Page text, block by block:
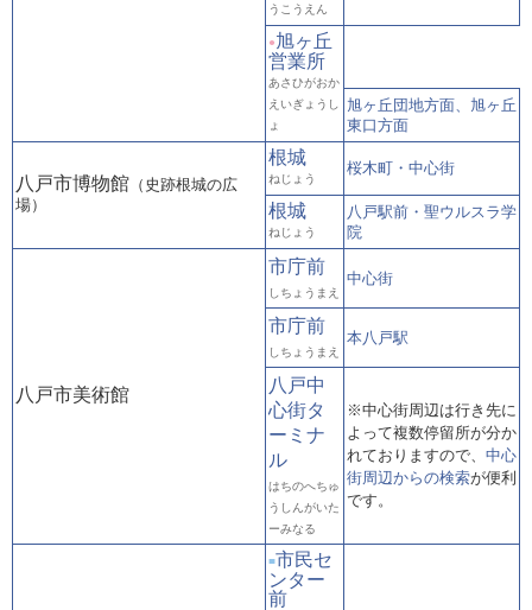
うこうえん
●旭ヶ丘
営業所
あさひがおか
えいぎょうし
ょ
旭ヶ丘団地方面、旭ヶ丘
東口方面
八戸市博物館 （史跡根城の広
場）
根城
ねじょう
桜木町・中心街
根城
ねじょう
八戸駅前・聖ウルスラ学
院
八戸市美術館
市庁前
しちょうまえ
中心街
市庁前
しちょうまえ
本八戸駅
八戸中
心街タ
ーミナ
ル
はちのへちゅ
うしんがいた
ーみなる
※中心街周辺は行き先に
よって複数停留所が分か
れておりますので、 中心
街周辺からの検索が便利
です。
■市民セ
ンター
前